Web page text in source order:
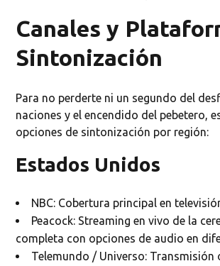
Canales y
Sintonización
Para no perderte ni un segundo del
naciones y el encendido del pebetero,
opciones de sintonización por región:
Estados Unidos
NBC: Cobertura principal en
Peacock: Streaming en vivo de la
completa con opciones de audio en
Telemundo / Universo: Transmisión